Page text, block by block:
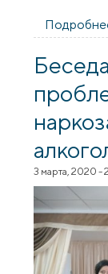
3 марта, 2020 -